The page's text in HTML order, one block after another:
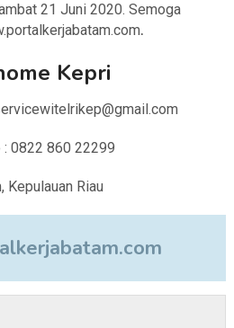
21 Juni 2020. Semoga
.
Kepri
: 0822 860 22299
Kepulauan Riau